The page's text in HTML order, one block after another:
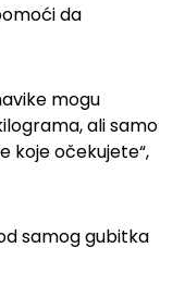
da
mogu
ali samo
koje očekujete“,
samog gubitka